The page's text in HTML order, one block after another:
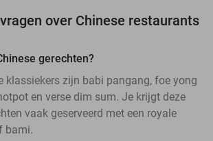
over Chinese restaurants
gerechten?
klassiekers zijn babi pangang, foe yong
en verse dim sum. Je krijgt deze
vaak geserveerd met een royale
bami.